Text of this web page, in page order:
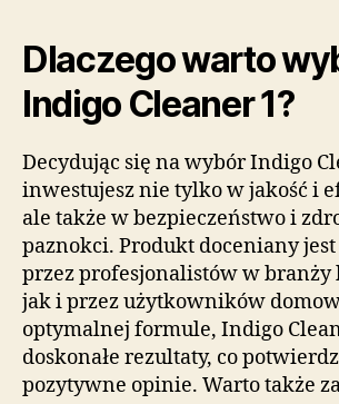
Dlaczego warto
Indigo Cleaner 1?
Decydując się na wybór Indigo
inwestujesz nie tylko w jakość i
ale także w bezpieczeństwo i
paznokci. Produkt doceniany
przez profesjonalistów w branży
jak i przez użytkowników
optymalnej formule, Indigo
doskonałe rezultaty, co
pozytywne opinie. Warto także